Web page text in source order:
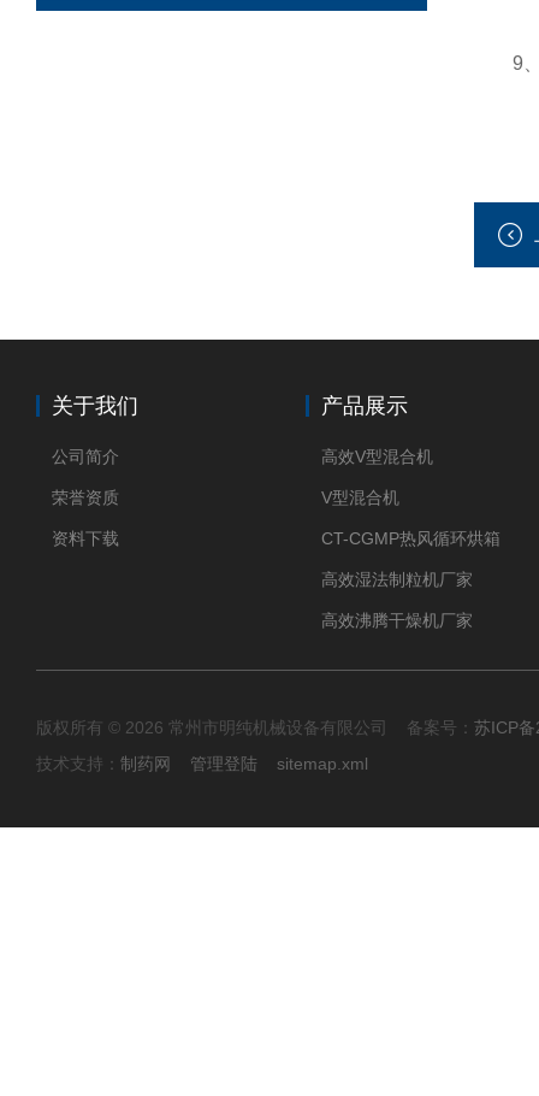
9、
关于我们
公司简介
荣誉资质
资料下载
产品展示
高效V型混合机
V型混合机
CT-CGMP热风循环烘箱
高效湿法制粒机厂家
高效沸腾干燥机厂家
版权所有 © 2026 常州市明纯机械设备有限公司 备案号： 苏ICP
技术支持： 制药网 管理登陆 sitemap.xml